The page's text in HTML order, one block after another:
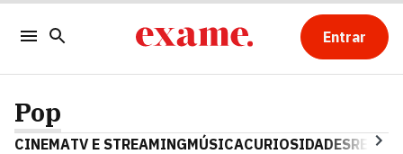
Entrar
Pop
CINEMATV E STREAMINGMÚSICACURIOSIDADES